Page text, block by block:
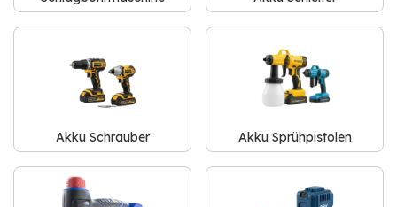
Akku Schrauber Akku Sprühpistolen